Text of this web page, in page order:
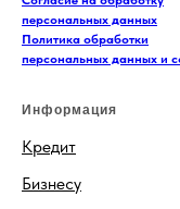
персональных данных
Политика обработки
персональных данных и
Информация
Кредит
Бизнесу